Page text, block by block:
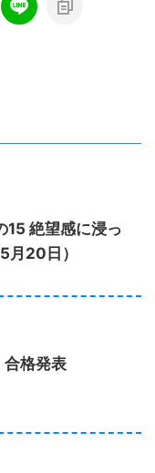
15 絶望感に浸っ
月20日）
格発表